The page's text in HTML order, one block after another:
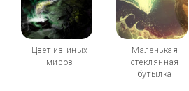
Цвет из иных
миров
Маленькая
стеклянная
бутылка